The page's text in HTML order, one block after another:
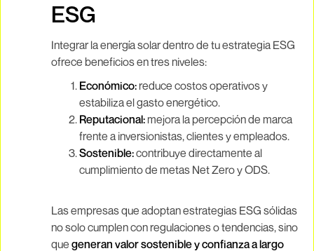
ESG
Integrar la energía solar dentro de tu estrategia ESG
ofrece beneficios en tres niveles:
Económico: reduce costos operativos y
estabiliza el gasto energético.
Reputacional: mejora la percepción de marca
frente a inversionistas, clientes y empleados.
Sostenible:contribuye directamente al
cumplimiento de metas Net Zero y ODS.
Las empresas que adoptan estrategias ESG sólidas
no solo cumplen con regulaciones o tendencias, sino
que generan valor sostenible y confianza a largo